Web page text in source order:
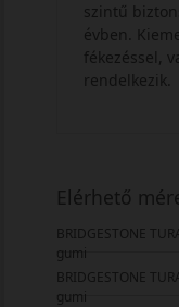
szintű
évben.
fékezéssel,
rendelkezik.
Elérhető
BRIDGESTONE
gumi
BRIDGESTONE
gumi